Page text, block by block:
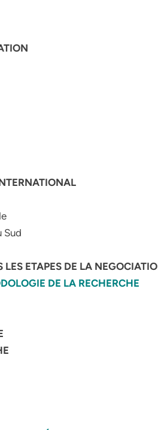
Sud
ETAPES DE LA
DE LA RECHERCHE